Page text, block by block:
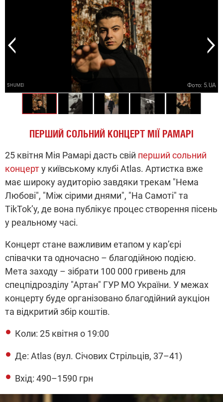
SHUMEI Фото: 5.UA
ПЕРШИЙ СОЛЬНИЙ КОНЦЕРТ МІЇ РАМАРІ
25 квітня Мія Рамарі дасть свій перший сольний
концерту київському клубі Atlas. Артистка вже
має широку аудиторію завдяки трекам "Нема
Любові", "Між сірими днями", "На Самоті" та
TikTok’у, де вона публікує процес створення пісень
у реальному часі.
Концерт стане важливим етапом у кар’єрі
співачки та одночасно – благодійною подією.
Мета заходу – зібрати 100 000 гривень для
спецпідрозділу "Артан" ГУР МО України. У межах
концерту буде організовано благодійний аукціон
та відкритий збір коштів.
Коли: 25 квітня о 19:00
Де: Atlas (вул. Січових Стрільців, 37–41)
Вхід: 490–1590 грн